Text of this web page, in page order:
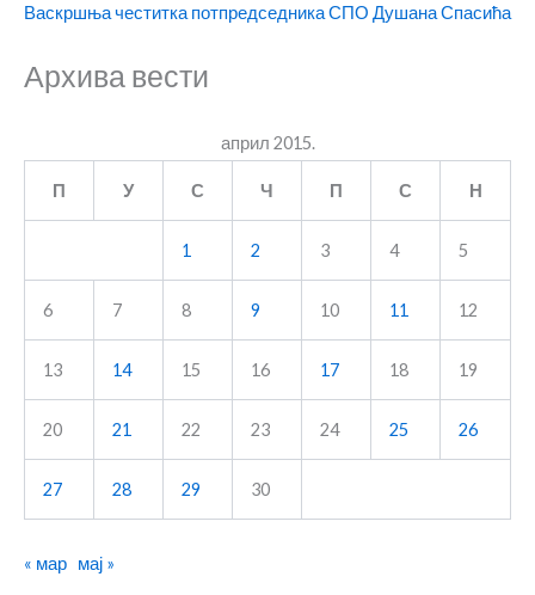
Васкршња честитка потпредседника СПО Душана Спасића
Архива вести
април 2015.
П У С Ч П С Н
1 2 3 4 5
6 7 8 9 10 11 12
13 14 15 16 17 18 19
20 21 22 23 24 25 26
27 28 29 30
« мар мај »